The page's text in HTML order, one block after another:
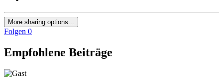
More sharing options...
Folgen 0
Empfohlene Beiträge